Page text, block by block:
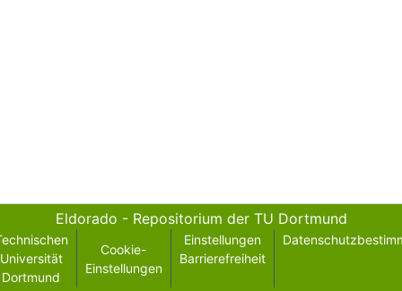
Eldorado - Repositorium der TU Dortmund
Universität
Dortmund
Cookie-
Einstellungen
Einstellungen
Barrierefreiheit